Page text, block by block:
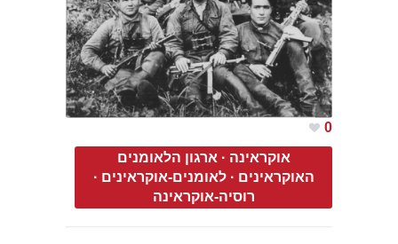
0
אוקראינה · ארגון הלאומנים
האוקראינים ·לאומנים-אוקראינים ·
רוסיה-אוקראינה